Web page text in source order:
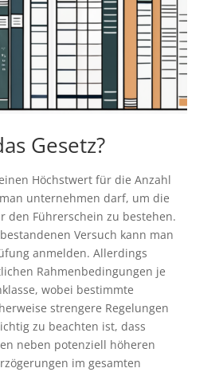
Gesetz?
Höchstwert für die Anzahl
unternehmen darf, um die
den Führerschein zu bestehen.
Versuch kann man
anmelden. Allerdings
Rahmenbedingungen je
wobei bestimmte
strengere Regelungen
zu beachten ist, dass
neben potenziell höheren
im gesamten